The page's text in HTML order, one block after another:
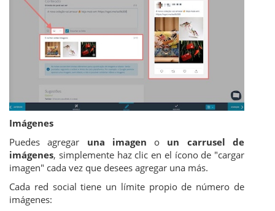
Imágenes
Puedes agregar una imagen o un carrusel de
imágenes, simplemente haz clic en el ícono de "cargar
imagen" cada vez que desees agregar una más.
Cada red social tiene un límite propio de número de
imágenes: